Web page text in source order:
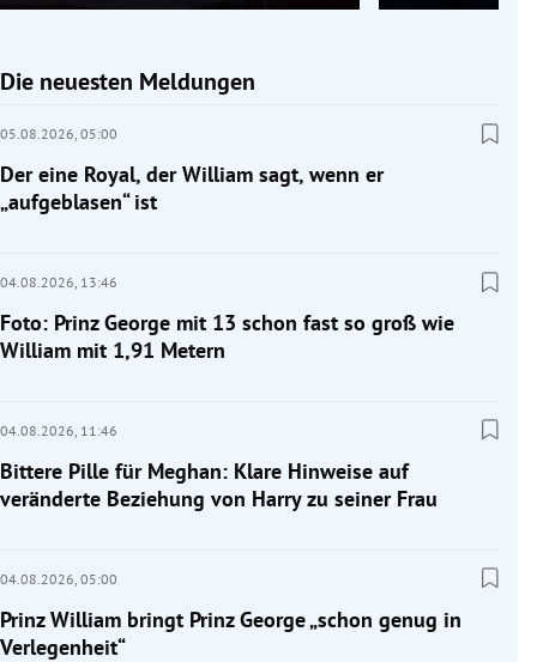
Die neuesten Meldungen
05.08.2026, 05:00
Der eine Royal, der William sagt, wenn er
„aufgeblasen“ ist
04.08.2026, 13:46
Foto: Prinz George mit 13 schon fast so groß wie
William mit 1,91 Metern
04.08.2026, 11:46
Bittere Pille für Meghan: Klare Hinweise auf
veränderte Beziehung von Harry zu seiner Frau
04.08.2026, 05:00
Prinz William bringt Prinz George „schon genug in
Verlegenheit“